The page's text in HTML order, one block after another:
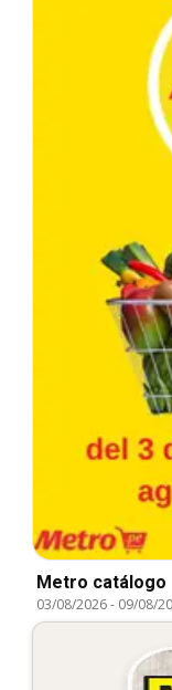
Metro catálogo
03/08/2026- 09/08/